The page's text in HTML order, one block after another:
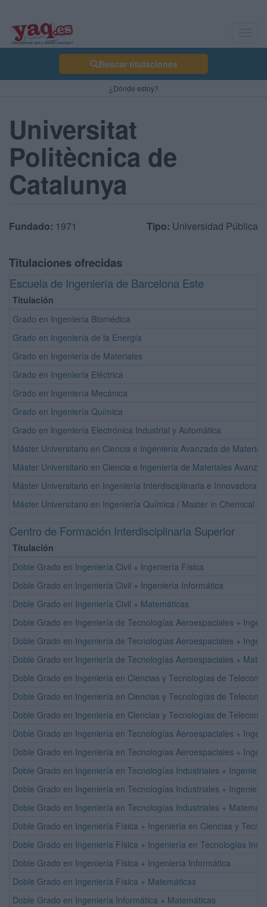
Buscar titulaciones
¿Dónde estoy?
Universitat
Politècnica de
Catalunya
Fundado: 1971 Tipo: Universidad Pública
Titulaciones ofrecidas
Escuela de Ingeniería de Barcelona Este
Titulación
Grado en Ingeniería Biomédica
Grado en Ingeniería de la Energía
Grado en Ingeniería de Materiales
Grado en Ingeniería Eléctrica
Grado en Ingeniería Mecánica
Grado en Ingeniería Química
Grado en Ingeniería Electrónica Industrial y Automática
Máster Universitario en Ciencia e Ingeniería Avanzada de
Máster Universitario en Ciencia e Ingeniería de Materiales
Máster Universitario en Ingeniería Interdisciplinaria e Innovadora
Máster Universitario en Ingeniería Química / Master in Chemical
Centro de Formación Interdisciplinaria Superior
Titulación
Doble Grado en Ingeniería Civil + Ingeniería Física
Doble Grado en Ingeniería Civil + Ingeniería Informática
Doble Grado en Ingeniería Civil + Matemáticas
Doble Grado en Ingeniería de Tecnologías Aeroespaciales +
Doble Grado en Ingeniería de Tecnologías Aeroespaciales +
Doble Grado en Ingeniería de Tecnologías Aeroespaciales +
Doble Grado en Ingeniería en Ciencias y Tecnologías de
Doble Grado en Ingeniería en Ciencias y Tecnologías de
Doble Grado en Ingeniería en Ciencias y Tecnologías de
Doble Grado en Ingeniería en Tecnologías Aeroespaciales +
Doble Grado en Ingeniería en Tecnologías Aeroespaciales +
Doble Grado en Ingeniería en Tecnologías Industriales +
Doble Grado en Ingeniería en Tecnologías Industriales +
Doble Grado en Ingeniería en Tecnologías Industriales +
Doble Grado en Ingeniería Física + Ingeniería en Ciencias y
Doble Grado en Ingeniería Física + Ingeniería en Tecnologías
Doble Grado en Ingeniería Física + Ingeniería Informática
Doble Grado en Ingeniería Física + Matemáticas
Doble Grado en Ingeniería Informática + Matemáticas